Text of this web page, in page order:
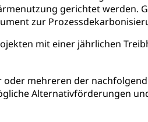
gerichtet werden.
zur
mit einer jährlichen
mehreren der
Alternativförderungen
Adoptionsverfahren, elterliche
Wohnsitz